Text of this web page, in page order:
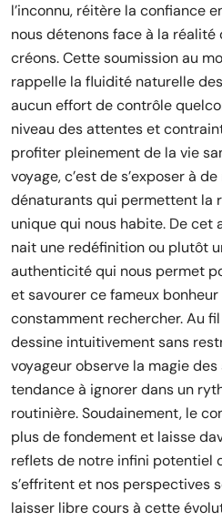
l’inconnu, réitère la confiance
nous détenons face à la
créons. Cette soumission au
rappelle la fluidité naturelle
aucun effort de contrôle
niveau des attentes et
profiter pleinement de la vie
voyage, c’est de s’exposer à
dénaturants qui permettent la
unique qui nous habite. De
nait une redéfinition ou plutôt
authenticité qui nous permet
et savourer ce fameux bonheur
constamment rechercher. Au
dessine intuitivement sans
voyageur observe la magie
tendance à ignorer dans un
routinière. Soudainement, le
plus de fondement et laisse
reflets de notre infini potentiel
s’effritent et nos perspectives
laisser libre cours à cette